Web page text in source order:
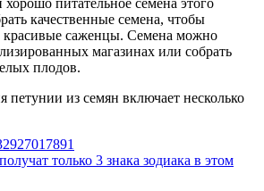
питательное семена этого
качественные семена, чтобы
красивые саженцы. Семена можно
магазинах или собрать
плодов.
петунии из семян включает несколько
только 3 знака зодиака в этом